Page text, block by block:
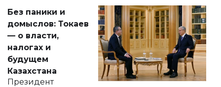
Без паники и
домыслов: Токаев
— о власти,
налогах и
будущем
Казахстана
Президент